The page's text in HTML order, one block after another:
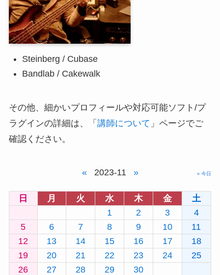
Steinberg / Cubase
Bandlab / Cakewalk
その他、細かいプロフィールや対応可能ソフト/プ
ラグインの詳細は、「 講師について 」ページでご
確認ください。
« 2023-11 » » 今日
日 月 火 水 木 金
土
1
2 3
4
5
6 7 8 9 10
11
12
13 14 15 16 17
18
19
20 21 22 23 24
25
26
27 28 29 30